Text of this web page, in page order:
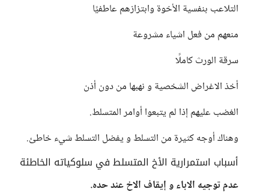
التلاعب بنفسية الأخوة وابتزازهم عاطفيًا
منعهم من فعل اشياء مشروعة
سرقة الورث كاملًا
أخذ الاغراض الشخصية و نهبها من دون أذن
الغضب عليهم إذا لم يتبعوا أوامر المتسلط.
وهناك أوجه كثيرة من التسلط و يفضل التسلط شيء خاطئ.
أسباب استمرارية الأخ المتسلط في سلوكياته الخاطئة
عدم توجيه الاباء و إيقاف الاخ عند حده.